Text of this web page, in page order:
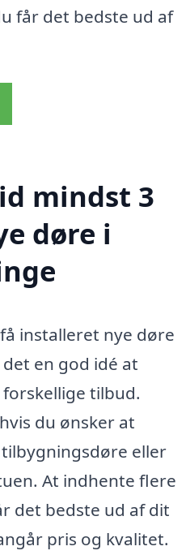
får det bedste ud af
mindst 3
døre i
installeret nye døre
en god idé at
tilbud.
du ønsker at
eller
At indhente flere
det bedste ud af dit
pris og kvalitet.